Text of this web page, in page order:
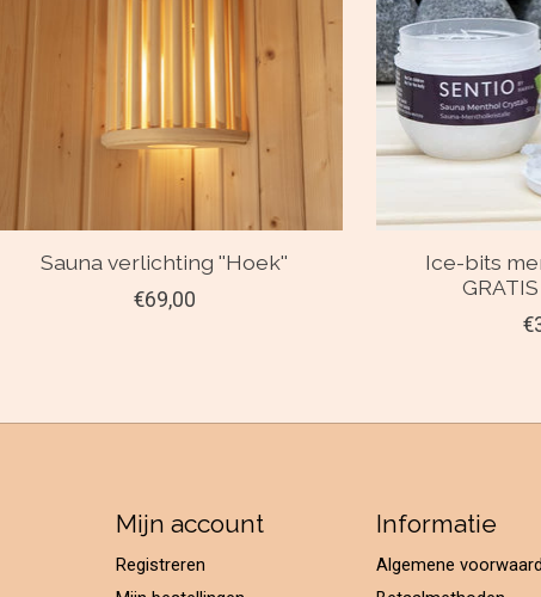
Sauna verlichting ''Hoek''
€69,00
Ice-bits
Mijn account
Registreren
Informatie
Algemene